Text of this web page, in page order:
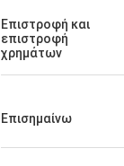
Επιστροφή και
επιστροφή
χρημάτων
Επισημαίνω